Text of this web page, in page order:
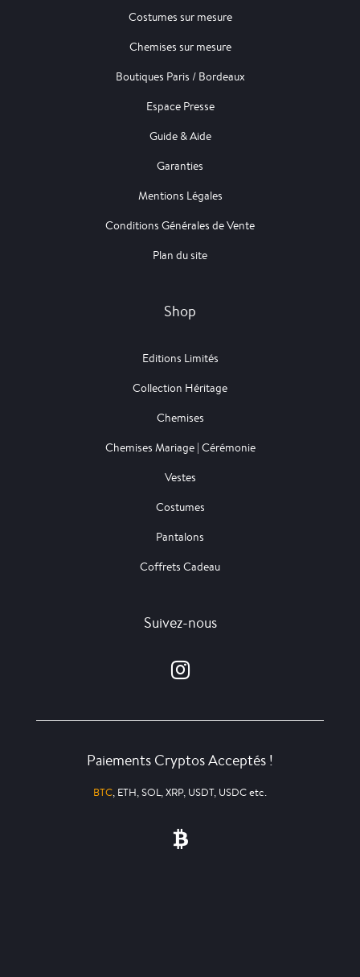
Costumes sur mesure
Chemises sur mesure
Boutiques Paris / Bordeaux
Espace Presse
Guide & Aide
Garanties
Mentions Légales
Conditions Générales de Vente
Plan du site
Shop
Editions Limités
Collection Héritage
Chemises
Chemises Mariage | Cérémonie
Vestes
Costumes
Pantalons
Coffrets Cadeau
Suivez-nous
Paiements Cryptos Acceptés !
BTC, ETH, SOL, XRP, USDT, USDC etc.